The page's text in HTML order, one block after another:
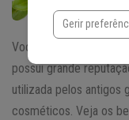
Você já ouviu falar das
possui grande
utilizada pelos antigos
cosméticos. Veja os
Gerir